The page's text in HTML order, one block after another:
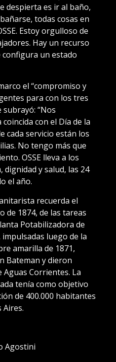
despierta es ir al baño,
todas cosas en
Estoy orgulloso de
Hay un recurso
un estado
el “compromiso y
para con los tres
“Nos
con el Día de la
cada servicio están los
No tengo más que
OSSE lleva a los
dignidad y salud, las 24
el año.
recuerda el
de 1874, de las tareas
Potabilizadora de
luego de la
amarilla de 1871,
Bateman y dieron
Corrientes. La
tenía como objetivo
de 400.000 habitantes
Aires.
Agostini